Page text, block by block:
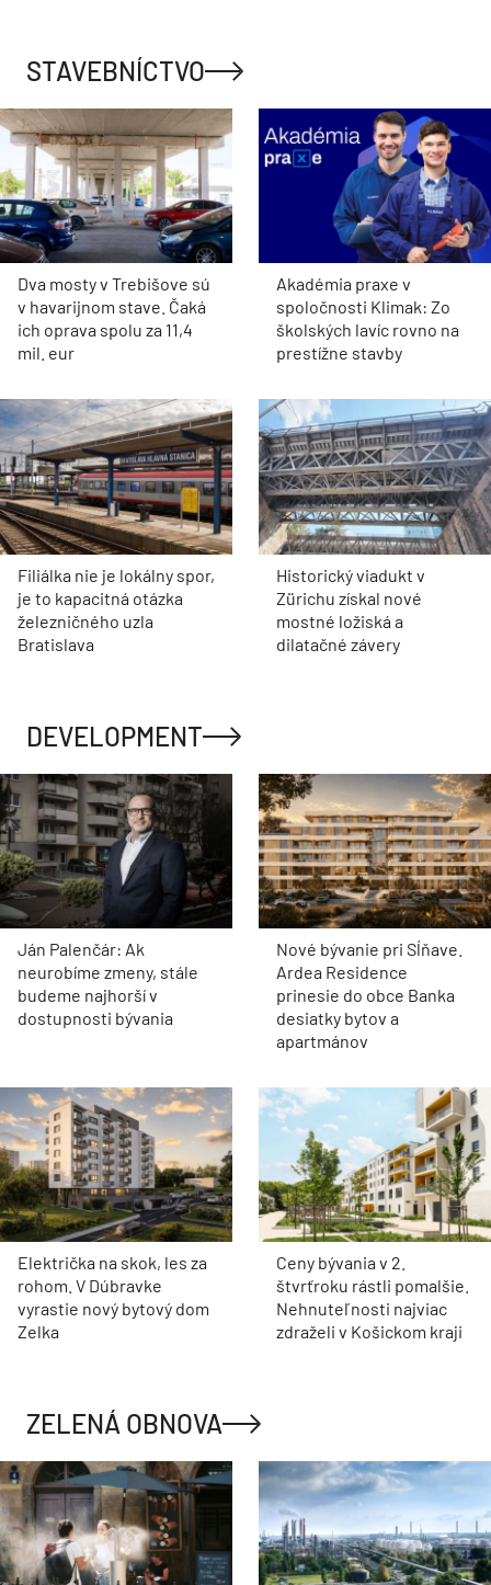
STAVEBNÍCTVO
Dva mosty v Trebišove sú
v havarijnom stave. Čaká
ich oprava spolu za 11,4
mil. eur
Akadémia praxe v
spoločnosti Klimak: Zo
školských lavíc rovno na
prestížne stavby
Filiálka nie je lokálny spor,
je to kapacitná otázka
železničného uzla
Bratislava
Historický viadukt v
Zürichu získal nové
mostné ložiská a
dilatačné závery
DEVELOPMENT
Ján Palenčár: Ak
neurobíme zmeny, stále
budeme najhorší v
dostupnosti bývania
Nové bývanie pri Sĺňave.
Ardea Residence
prinesie do obce Banka
desiatky bytov a
apartmánov
Električka na skok, les za
rohom. V Dúbravke
vyrastie nový bytový dom
Zelka
Ceny bývania v 2.
štvrťroku rástli pomalšie.
Nehnuteľnosti najviac
zdraželi v Košickom kraji
ZELENÁ OBNOVA